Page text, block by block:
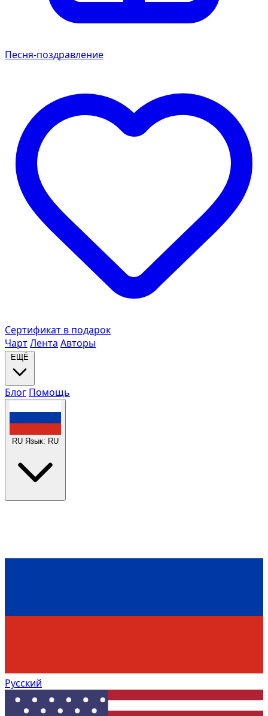
Песня-поздравление
Сертификат в подарок
ЧартЛента Авторы
ЕЩЁ
Блог Помощь
RU Язык: RU
Русский